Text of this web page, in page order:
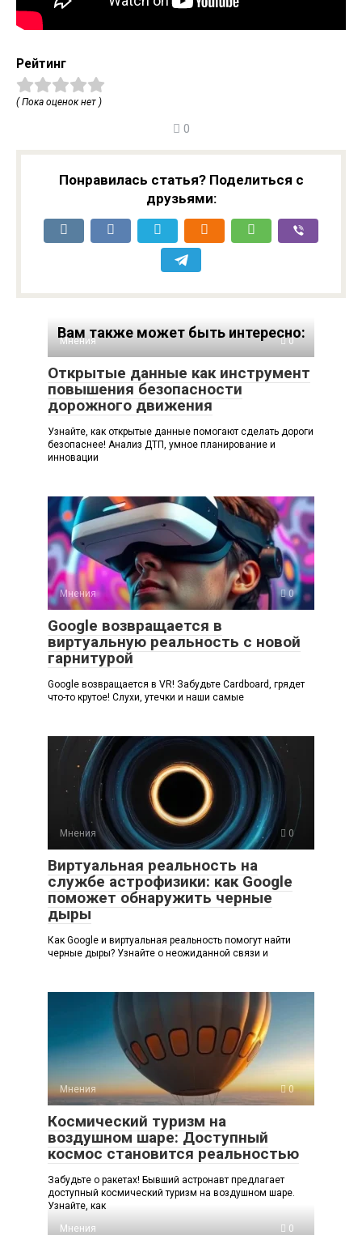
Рейтинг
( Пока оценок нет )
0
Понравилась статья? Поделиться с
друзьями:
Вам также может быть интересно:
Мнения 0
Открытые данные как инструмент
повышения безопасности
дорожного движения
Узнайте, как открытые данные помогают сделать дороги
безопаснее! Анализ ДТП, умное планирование и
инновации
Мнения 0
Google возвращается в
виртуальную реальность с новой
гарнитурой
Google возвращается в VR! Забудьте Cardboard, грядет
что-то крутое! Слухи, утечки и наши самые
Мнения 0
Виртуальная реальность на
службе астрофизики: как Google
поможет обнаружить черные
дыры
Как Google и виртуальная реальность помогут найти
черные дыры? Узнайте о неожиданной связи и
Мнения 0
Космический туризм на
воздушном шаре: Доступный
космос становится реальностью
Забудьте о ракетах! Бывший астронавт предлагает
доступный космический туризм на воздушном шаре.
Узнайте, как
Мнения
0